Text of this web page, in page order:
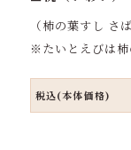
（柿の葉すし さ
※たいとえびは柿
税込(本体価格)